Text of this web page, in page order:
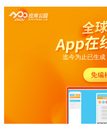
迄今为止已生成